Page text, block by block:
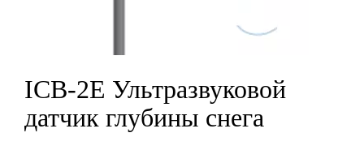
ICB-2E Ультразвуковой
датчик глубины снега